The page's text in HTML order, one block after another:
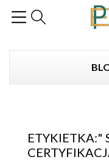
ETYKIETKA:"